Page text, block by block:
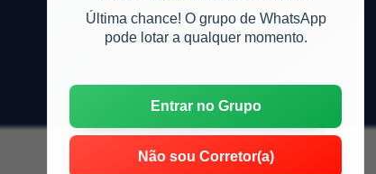
Última chance! O grupo de WhatsApp
pode lotar a qualquer momento.
Entrar no Grupo
Não sou Corretor(a)